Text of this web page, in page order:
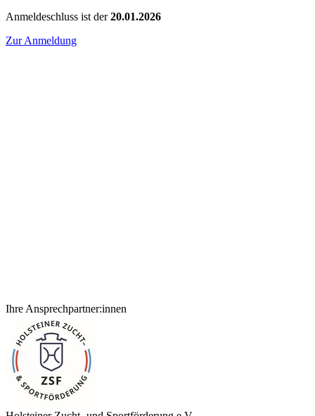
Anmeldeschluss ist der20.01.2026
Zur Anmeldung
Ihre Ansprechpartner:innen